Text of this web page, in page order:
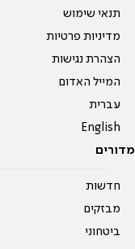
תנאי שימוש
מדיניות פרטיות
הצהרת נגישות
המייל האדום
עברית
English
מדורים
חדשות
מבזקים
ביטחוני